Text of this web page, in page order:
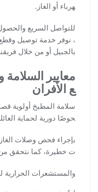
هرباء أو الغاز.
للتواصل السريع
، نوفر خدمة توصيل
بالجبيل أو من خلال
معايير السلامة
ع الأفران
سلامة المطبخ أولوية
حوصًا دورية لحماية
بإجراء فحص وصلات
ت خطيرة، كما نتحقق
والمستشعرات